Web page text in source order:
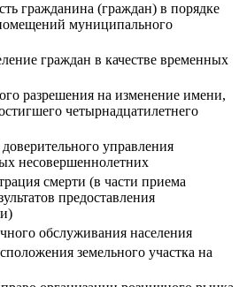
гражданина (граждан) в порядке
муниципального
граждан в качестве временных
разрешения на изменение имени,
четырнадцатилетнего
управления
несовершеннолетних
смерти (в части приема
предоставления
обслуживания населения
земельного участка на